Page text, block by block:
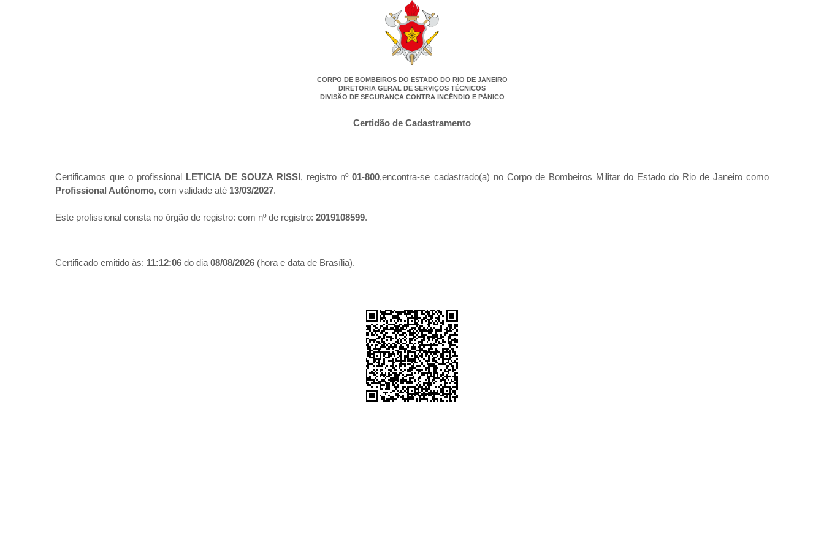
CORPO DE BOMBEIROS DO ESTADO DO RIO DE JANEIRO
DIRETORIA GERAL DE SERVIÇOS TÉCNICOS
DIVISÃO DE SEGURANÇA CONTRA INCÊNDIO E PÂNICO
Certidão de Cadastramento
Certificamos que o profissional LETICIA DE SOUZA RISSI, registro nº01-800,encontra-se cadastrado(a) no Corpo de Bombeiros Militar do Estado do Rio de Janeiro como
Profissional Autônomo, com validade até 13/03/2027.
Este profissional consta no órgão de registro: com nº de registro: 2019108599.
Certificado emitido às: 11:12:06 do dia 08/08/2026 (hora e data de Brasília).